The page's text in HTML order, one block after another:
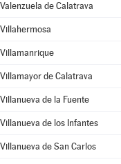
Valenzuela de Calatrava
Villahermosa
Villamanrique
Villamayor de Calatrava
Villanueva de la Fuente
Villanueva de los Infantes
Villanueva de San Carlos